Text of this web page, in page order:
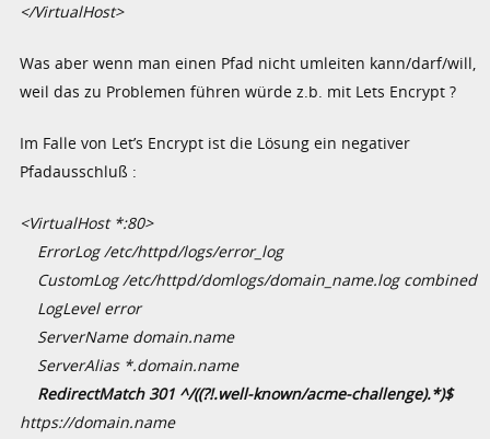
</VirtualHost>
Was aber wenn man einen Pfad nicht umleiten kann/darf/will,
weil das zu Problemen führen würde z.b. mit Lets Encrypt ?
Im Falle von Let’s Encrypt ist die Lösung ein negativer
Pfadausschluß :
<VirtualHost *:80>
ErrorLog /etc/httpd/logs/error_log
CustomLog /etc/httpd/domlogs/domain_name.log combined
LogLevel error
ServerName domain.name
ServerAlias *.domain.name
RedirectMatch 301 ^/((?!.well-known/acme-challenge).*)$
https://domain.name